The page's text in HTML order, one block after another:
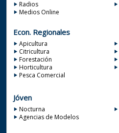
Radios
Medios Online
Econ. Regionales
Apicultura
Citricultura
Forestación
Horticultura
Pesca Comercial
Jóven
Nocturna
Agencias de Modelos